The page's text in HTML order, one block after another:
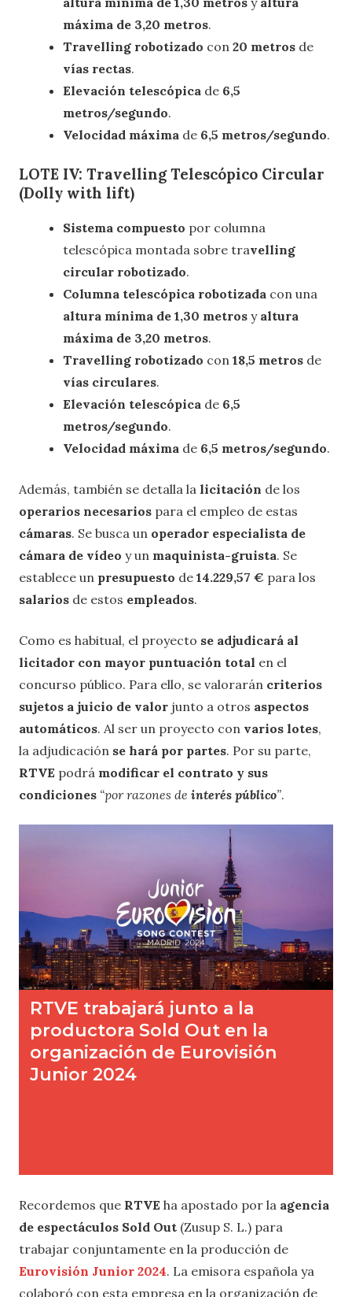
máxima de 3,20 metros.
Travelling robotizado con 20 metros de
vías rectas.
Elevación telescópica de 6,5
metros/segundo.
Velocidad máxima de 6,5 metros/segundo.
LOTE IV: Travelling Telescópico Circular
(Dolly with lift)
Sistema compuesto por columna
telescópica montada sobre travelling
circular robotizado.
Columna telescópica robotizada con una
altura mínima de 1,30 metros y altura
máxima de 3,20 metros.
Travelling robotizado con 18,5 metros de
vías circulares.
Elevación telescópica de 6,5
metros/segundo.
Velocidad máxima de 6,5 metros/segundo.
Además, también se detalla la licitación de los
operarios necesarios para el empleo de estas
cámaras. Se busca un operador especialista de
cámara de vídeo y un maquinista-gruista. Se
establece un presupuesto de 14.229,57 € para los
salarios de estos empleados.
Como es habitual, el proyecto se adjudicará al
licitador con mayor puntuación total en el
concurso público. Para ello, se valorarán criterios
sujetos a juicio de valor junto a otros aspectos
automáticos. Al ser un proyecto con varios lotes,
la adjudicación se hará por partes. Por su parte,
RTVE podrá modificar el contrato y sus
condiciones “por razones de interés público”.
Recordemos que RTVE ha apostado por la agencia
de espectáculos Sold Out (Zusup S. L.) para
trabajar conjuntamente en la producción de
Eurovisión Junior 2024. La emisora española ya
colaboró con esta empresa en la organización de